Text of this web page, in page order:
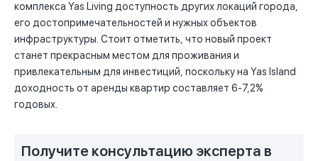
комплекса Yas Living доступность других локаций города,
его достопримечательностей и нужных объектов
инфраструктуры. Стоит отметить, что новый проект
станет прекрасным местом для проживания и
привлекательным для инвестиций, поскольку на Yas Island
доходность от аренды квартир составляет 6-7,2%
годовых.
Получите консультацию эксперта в